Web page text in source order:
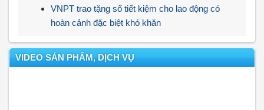
VNPT trao tặng sổ tiết kiệm cho lao động có
hoàn cảnh đặc biệt khó khăn
VIDEO SẢN PHẨM, DỊCH VỤ